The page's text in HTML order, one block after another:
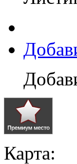
Карта: